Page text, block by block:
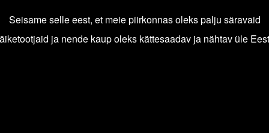
Seisame selle eest, et meie piirkonnas oleks palju säravaid
ja nende kaup oleks kättesaadav ja nähtav üle